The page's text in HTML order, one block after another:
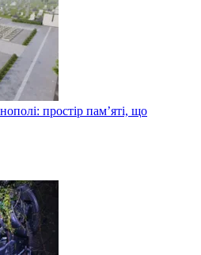
простір пам’яті, що